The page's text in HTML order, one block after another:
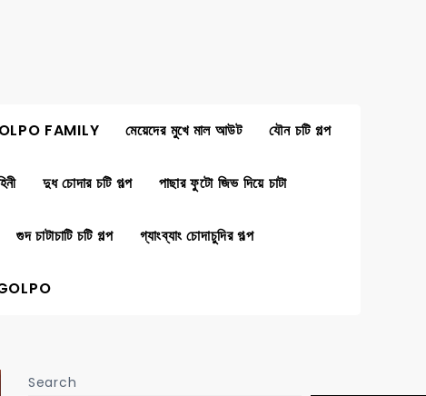
FAMILY মেয়েদের মুখে মাল আউট যৌন চটি গল্প
দুধ চোদার চটি গল্প পাছার ফুটো জিভ দিয়ে চাটা
গুদ চাটাচাটি চটি গল্প গ্যাংব্যাং চোদাচুদির গল্প
Search